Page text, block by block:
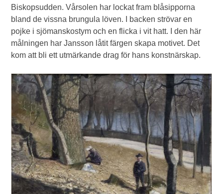
Biskopsudden. Vårsolen har lockat fram blåsipporna
bland de vissna brungula löven. I backen strövar en
pojke i sjömanskostym och en flicka i vit hatt. I den här
målningen har Jansson låtit färgen skapa motivet. Det
kom att bli ett utmärkande drag för hans konstnärskap.